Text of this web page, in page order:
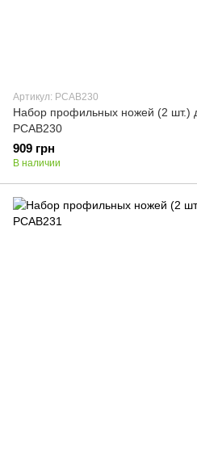
Артикул: PCAB230
Набор профильных ножей (2 шт.)
PCAB230
909 грн
В наличии